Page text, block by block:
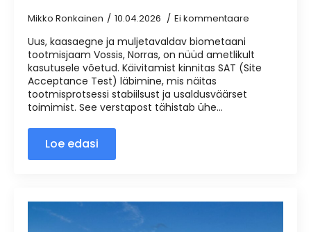
Mikko Ronkainen 10.04.2026 Ei kommentaare
Uus, kaasaegne ja muljetavaldav biometaani
tootmisjaam Vossis, Norras, on nüüd ametlikult
kasutusele võetud. Käivitamist kinnitas SAT (Site
Acceptance Test) läbimine, mis näitas
tootmisprotsessi stabiilsust ja usaldusväärset
toimimist. See verstapost tähistab ühe...
Loe edasi